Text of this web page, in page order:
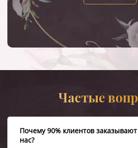
Частые
Почему 90% клиентов
нас?